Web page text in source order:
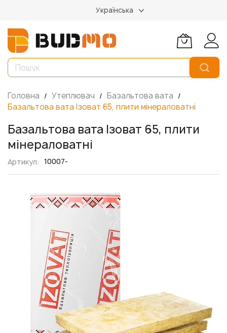
Українська
Головна Утеплювач
Базальтова вата
Базальтова вата Ізоват 65, плити мінераловатні
Базальтова вата Ізоват 65, плити
мінераловатні
Артикул 10007-
зображень